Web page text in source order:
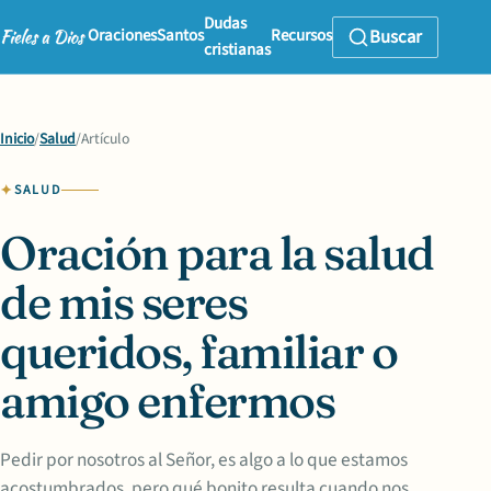
OracionesSantos
Dudas
cristianas
Recursos Buscar
Inicio/Salud/Artículo
SALUD
Oración para la salud
de mis seres
queridos, familiar o
amigo enfermos
Pedir por nosotros al Señor, es algo a lo que estamos